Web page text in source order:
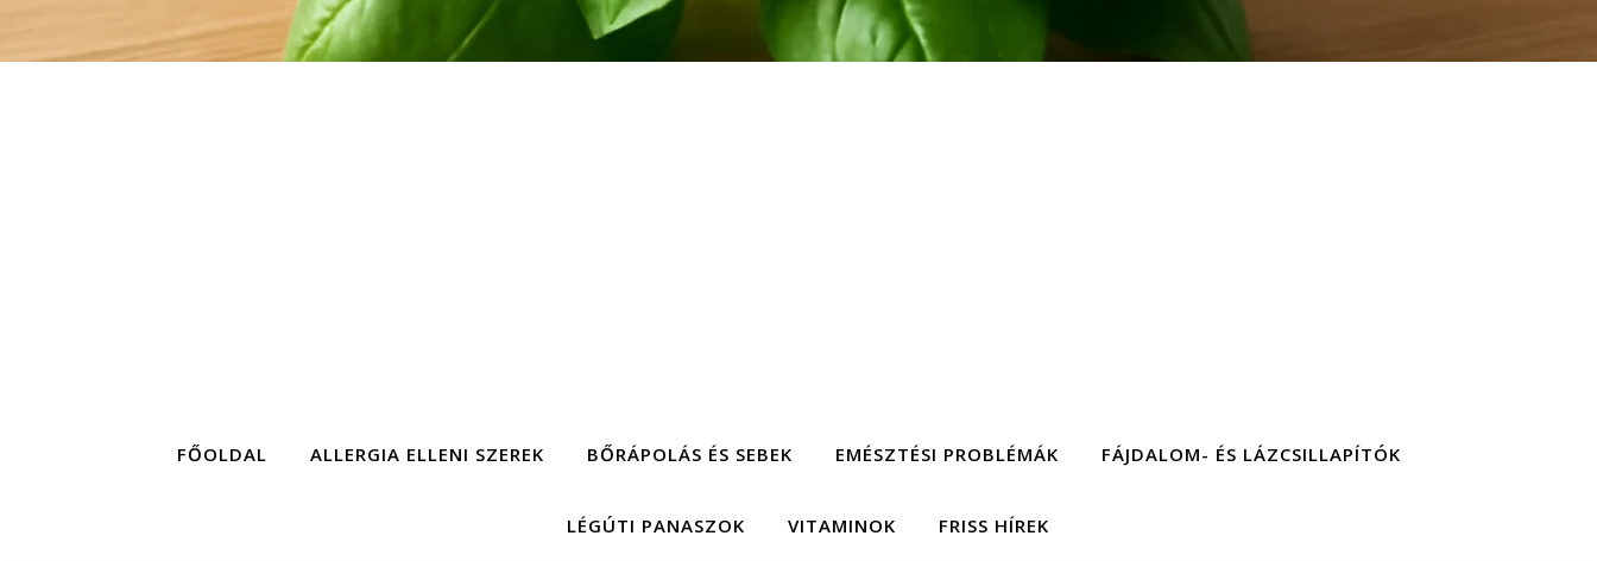
FŐOLDAL ALLERGIA ELLENI SZEREK BŐRÁPOLÁS ÉS SEBEK EMÉSZTÉSI PROBLÉMÁK FÁJDALOM- ÉS LÁZCSILLAPÍTÓK
LÉGÚTI PANASZOK VITAMINOK FRISS HÍREK